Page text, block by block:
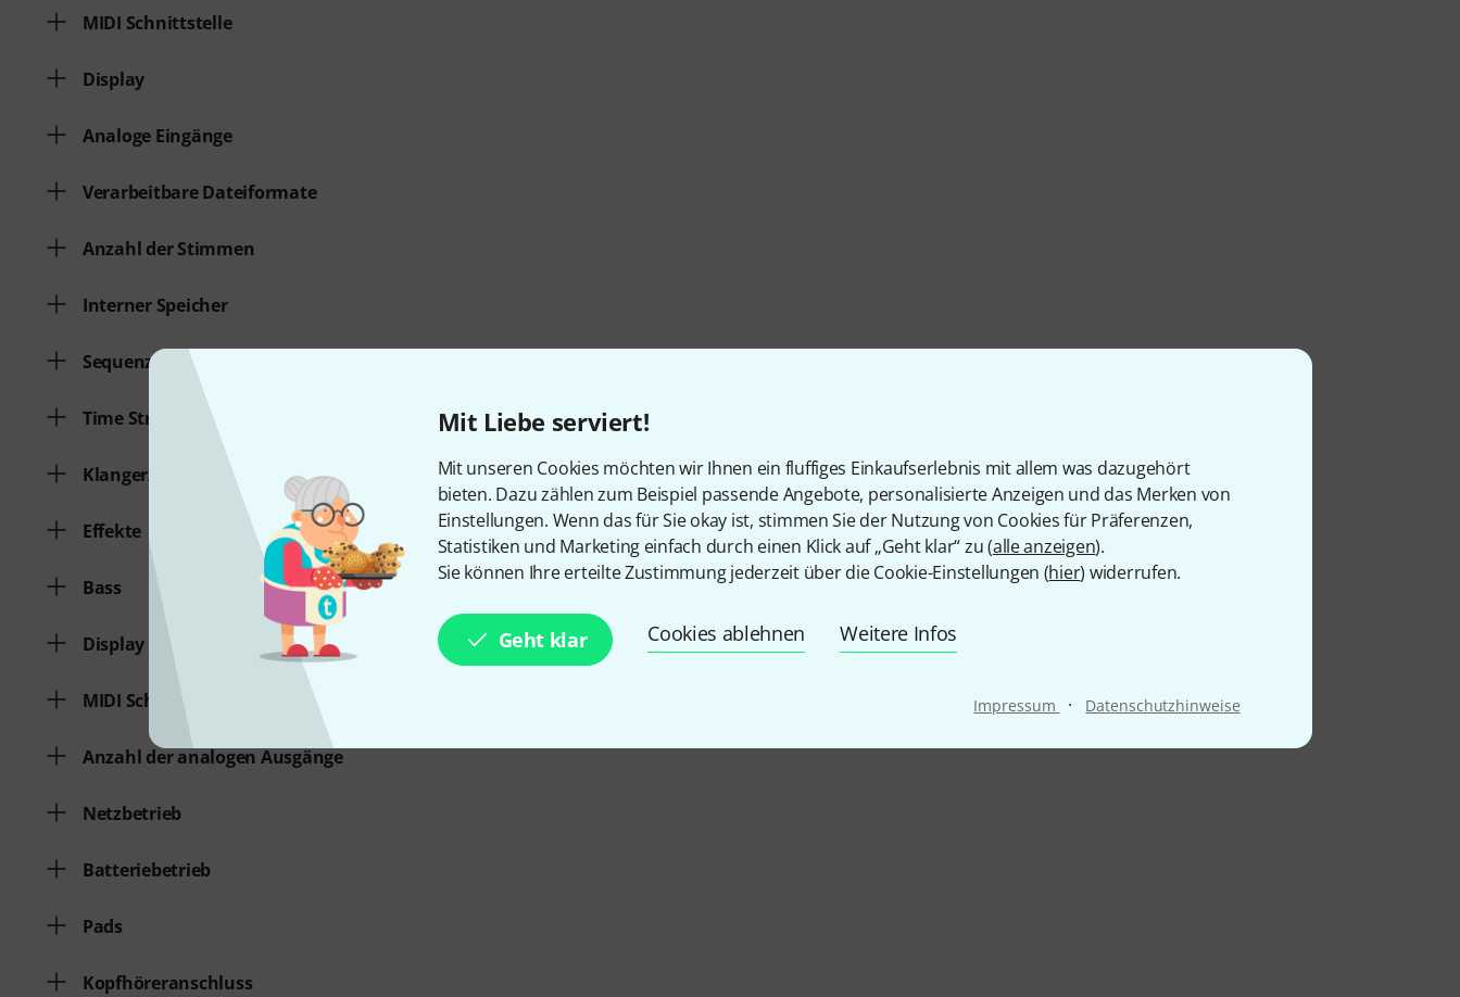
Mit Liebe serviert!
Mit unseren Cookies möchten wir Ihnen ein fluffiges Einkaufserlebnis mit allem was dazugehört
bieten. Dazu zählen zum Beispiel passende Angebote, personalisierte Anzeigen und das Merken von
Einstellungen. Wenn das für Sie okay ist, stimmen Sie der Nutzung von Cookies für Präferenzen,
Statistiken und Marketing einfach durch einen Klick auf „Geht klar“ zu (alle anzeigen).
Sie können Ihre erteilte Zustimmung jederzeit über die Cookie-Einstellungen (hier) widerrufen.
Geht klar Cookies ablehnen Weitere Infos
Impressum · Datenschutzhinweise
MIDI Schnittstelle
Display
Analoge Eingänge
Verarbeitbare Dateiformate
Anzahl der Stimmen
Interner Speicher
Sequenzer
Time Stretching
Klangerzeugung
Effekte
Bass
Display
MIDI Schnittstelle
Anzahl der analogen Ausgänge
Netzbetrieb
Batteriebetrieb
Pads
Kopfhöreranschluss